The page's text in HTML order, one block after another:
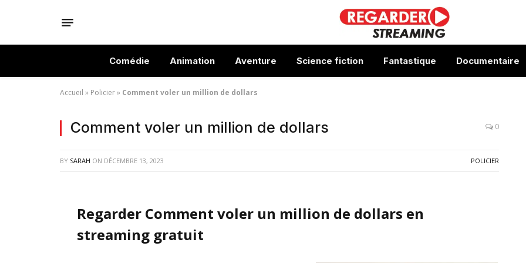
Comédie Animation Aventure Science fiction Fantastique Documentaire
Accueil » Policier» Comment voler un million de dollars
Comment voler un million de dollars 0
BY SARAH ON DÉCEMBRE 13, 2023 POLICIER
Regarder Comment voler un million de dollars en
streaming gratuit